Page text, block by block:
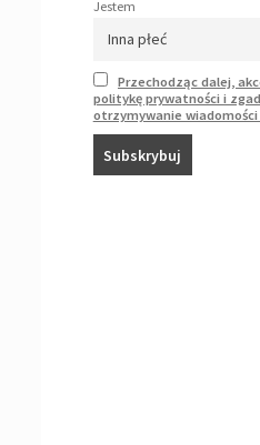
Jestem
Przechodząc dalej,
politykę prywatności i
otrzymywanie wiadomości